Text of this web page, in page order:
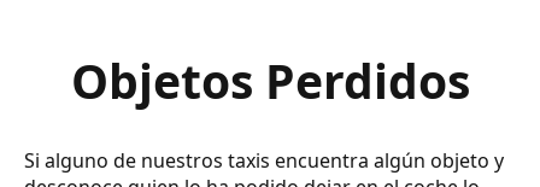
Objetos Perdidos
Si alguno de nuestros taxis encuentra algún objeto y